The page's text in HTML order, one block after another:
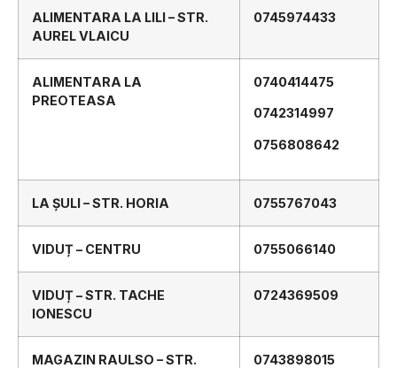
ALIMENTARA LA LILI – STR.
AUREL VLAICU
0745974433
ALIMENTARA LA
PREOTEASA
0740414475
0742314997
0756808642
LA ȘULI – STR. HORIA 0755767043
VIDUȚ – CENTRU 0755066140
VIDUȚ – STR. TACHE
IONESCU
0724369509
MAGAZIN RAULSO – STR.
0743898015